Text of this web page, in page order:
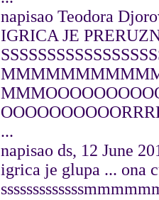
napisao Teodora
IGRICA JE
...
napisao ds, 12 June
igrica je glupa ... ona